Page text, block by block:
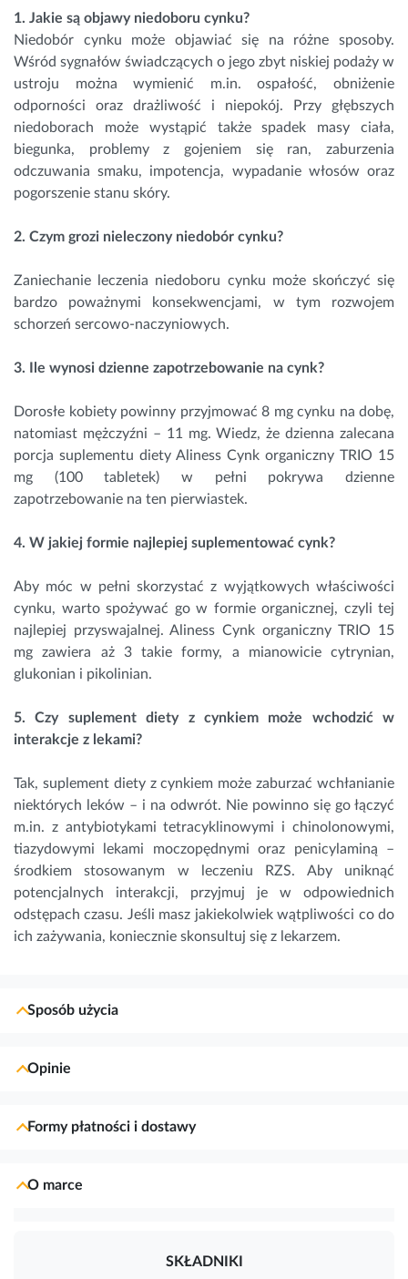
1. Jakie są objawy niedoboru cynku?
Niedobór cynku może objawiać się na różne sposoby.
Wśród sygnałów świadczących o jego zbyt niskiej podaży w
ustroju można wymienić m.in. ospałość, obniżenie
odporności oraz drażliwość i niepokój. Przy głębszych
niedoborach może wystąpić także spadek masy ciała,
biegunka, problemy z gojeniem się ran, zaburzenia
odczuwania smaku, impotencja, wypadanie włosów oraz
pogorszenie stanu skóry.
2. Czym grozi nieleczony niedobór cynku?
Zaniechanie leczenia niedoboru cynku może skończyć się
bardzo poważnymi konsekwencjami, w tym rozwojem
schorzeń sercowo-naczyniowych.
3. Ile wynosi dzienne zapotrzebowanie na cynk?
Dorosłe kobiety powinny przyjmować 8 mg cynku na dobę,
natomiast mężczyźni – 11 mg. Wiedz, że dzienna zalecana
porcja suplementu diety Aliness Cynk organiczny TRIO 15
mg (100 tabletek) w pełni pokrywa dzienne
zapotrzebowanie na ten pierwiastek.
4. W jakiej formie najlepiej suplementować cynk?
Aby móc w pełni skorzystać z wyjątkowych właściwości
cynku, warto spożywać go w formie organicznej, czyli tej
najlepiej przyswajalnej. Aliness Cynk organiczny TRIO 15
mg zawiera aż 3 takie formy, a mianowicie cytrynian,
glukonian i pikolinian.
5. Czy suplement diety z cynkiem może wchodzić w
interakcje z lekami?
Tak, suplement diety z cynkiem może zaburzać wchłanianie
niektórych leków – i na odwrót. Nie powinno się go łączyć
m.in. z antybiotykami tetracyklinowymi i chinolonowymi,
tiazydowymi lekami moczopędnymi oraz penicylaminą –
środkiem stosowanym w leczeniu RZS. Aby uniknąć
potencjalnych interakcji, przyjmuj je w odpowiednich
odstępach czasu. Jeśli masz jakiekolwiek wątpliwości co do
ich zażywania, koniecznie skonsultuj się z lekarzem.
Sposób użycia
Opinie
Formy płatności i dostawy
O marce
SKŁADNIKI